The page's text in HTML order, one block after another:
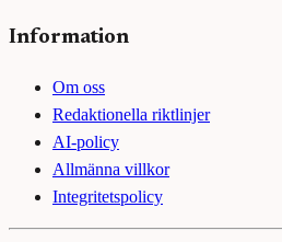
Information
Om oss
Redaktionella riktlinjer
AI-policy
Allmänna villkor
Integritetspolicy